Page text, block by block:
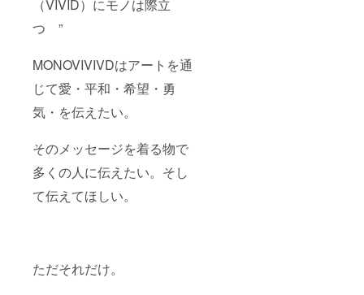
（VIVID）にモノは際立
つ ”
MONOVIVIVDはアートを通
じて愛・平和・希望・勇
気・を伝えたい。
そのメッセージを着る物で
多くの人に伝えたい。そし
て伝えてほしい。
ただそれだけ。